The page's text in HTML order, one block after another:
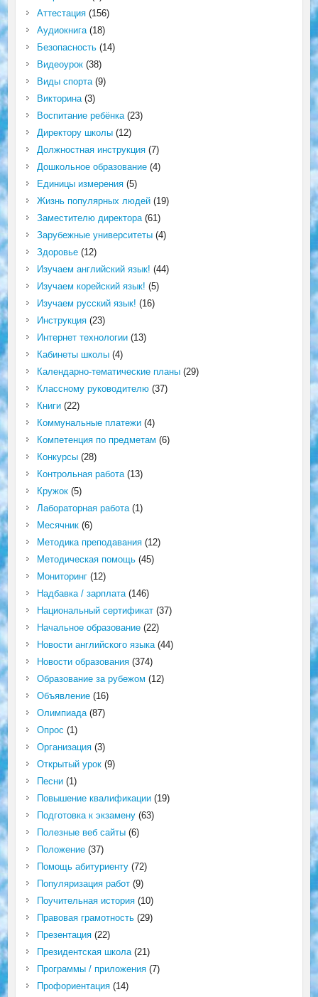
Аттестация(156)
Аудиокнига(18)
Безопасность(14)
Видеоурок(38)
Виды спорта(9)
Викторина(3)
Воспитание ребёнка(23)
Директору школы(12)
Должностная инструкция(7)
Дошкольное образование(4)
Единицы измерения(5)
Жизнь популярных людей(19)
Заместителю директора(61)
Зарубежные университеты(4)
Здоровье(12)
Изучаем английский язык! (44)
Изучаем корейский язык! (5)
Изучаем русский язык! (16)
Инструкция(23)
Интернет технологии(13)
Кабинеты школы(4)
Календарно-тематические планы(29)
Классному руководителю(37)
Книги(22)
Коммунальные платежи(4)
Компетенция по предметам (6)
Конкурсы(28)
Контрольная работа(13)
Кружок(5)
Лабораторная работа(1)
Месячник(6)
Методика преподавания(12)
Методическая помощь(45)
Мониторинг(12)
Надбавка / зарплата(146)
Национальный сертификат(37)
Начальное образование(22)
Новости английского языка(44)
Новости образования(374)
Образование за рубежом (12)
Объявление(16)
Олимпиада(87)
Опрос (1)
Организация(3)
Открытый урок(9)
Песни(1)
Повышение квалификации(19)
Подготовка к экзамену(63)
Полезные веб сайты(6)
Положение(37)
Помощь абитуриенту(72)
Популяризация работ(9)
Поучительная история(10)
Правовая грамотность(29)
Презентация(22)
Президентская школа(21)
Программы / приложения(7)
Профориентация(14)